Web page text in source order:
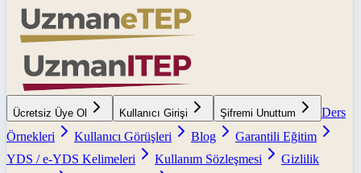
Ücretsiz Üye Ol Kullanıcı Girişi Şifremi Unuttum
Ders
Örnekleri
Kullanıcı Görüşleri Blog
Garantili Eğitim
YDS / e-YDS Kelimeleri
Kullanım Sözleşmesi
Gizlilik